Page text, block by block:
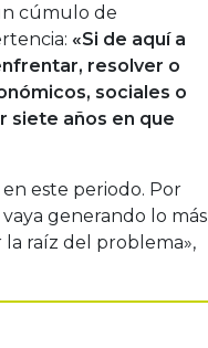
cúmulo de
«Si de aquí a
resolver o
sociales o
siete años en que
este periodo. Por
generando lo más
raíz del problema»,